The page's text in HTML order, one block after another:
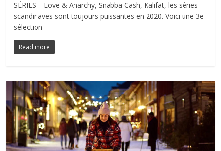
SÉRIES – Love & Anarchy, Snabba Cash, Kalifat, les séries
scandinaves sont toujours puissantes en 2020. Voici une 3e
sélection
Read more